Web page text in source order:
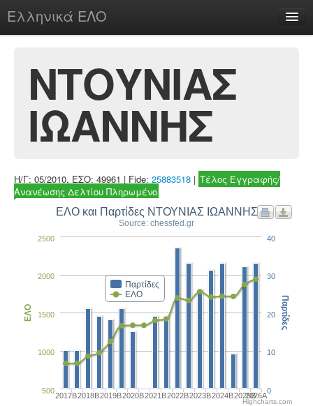
Ελληνικά ΕΛΟ
chesstu.be @ discord
Login
ΝΤΟΥΝΙΑΣ
ΙΩΑΝΝΗΣ
Η/Γ: 05/2010, ΕΣΟ: 49961 | Fide: 25883518 | Τέλος Εγγραφής/
Ανανέωσης Δελτίου Πληρωμένο
ΕΛΟ και Παρτίδες ΝΤΟΥΝΙΑΣ ΙΩΑΝΝΗΣ
Source: chessfed.gr
Παρτίδες
ΕΛΟ
2017B2018B2019B2020B2021B2022B2023B2024B2025B2026A
1000
1500
2000
500
2500
ΕΛΟ
0
10
20
30
40
Παρτίδες
Highcharts.com